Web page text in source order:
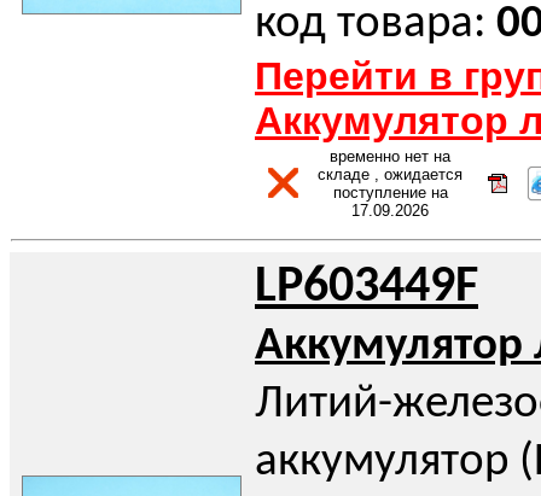
код товара:
Перейти в
Аккумулятор
временно нет на
складе , ожидается
поступление на
17.09.2026
LP603449F
Аккумулятор
Литий-
аккумулятор